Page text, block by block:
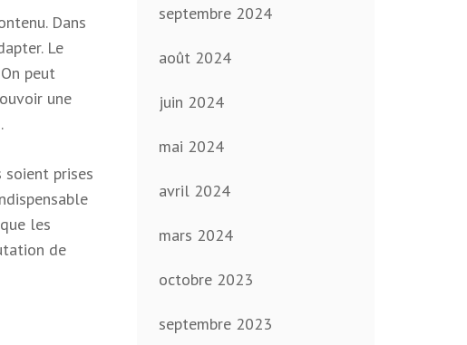
Dans
Le
peut
une
prises
les
de
septembre 2024
août 2024
juin 2024
mai 2024
avril 2024
mars 2024
octobre 2023
septembre 2023